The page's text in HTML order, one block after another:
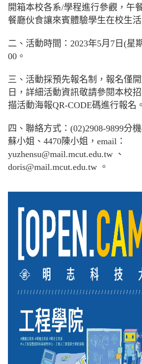
開箱本校各系/學程進行參觀，午
餐廳伙食讓來賓體驗學生在校生活
二、活動時間：2023年5月7日(星
00。
三、活動採預先報名制，報名僅
日，詳細活動資訊敬請參閱本校
描活動海報QR-CODE碼進行報名。
四、聯絡方式：(02)2908-9899分
蘇小姐、4470陳小姐，email：
yuzhensu@mail.mcut.edu.tw 、
doris@mail.mcut.edu.tw 。